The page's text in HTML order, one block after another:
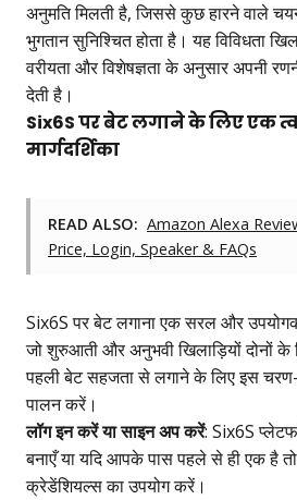
अनुमति मिलती है, जिससे कुछ हारने वाले
भुगतान सुनिश्चित होता है। यह विविधता
वरीयता और विशेषज्ञता के अनुसार अपनी
देती है।
Six6S पर बेट लगाने के लिए एक
मार्गदर्शिका
READ ALSO: Amazon Alexa
Price, Login, Speaker & FAQs
Six6S पर बेट लगाना एक सरल और
जो शुरुआती और अनुभवी खिलाड़ियों दोनों
पहली बेट सहजता से लगाने के लिए इस चरण-
पालन करें।
लॉग इन करें या साइन अप करें: Six6S
बनाएँ या यदि आपके पास पहले से ही एक है
क्रेडेंशियल्स का उपयोग करें।